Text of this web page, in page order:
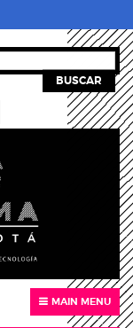
BUSCAR
MAIN MENU